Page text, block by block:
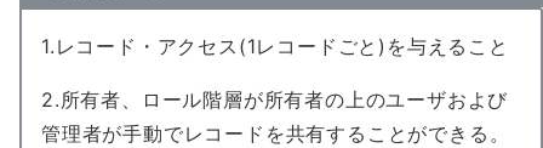
1.レコード・アクセス(1レコードごと)を与えること
2.所有者、ロール階層が所有者の上のユーザおよび
管理者が手動でレコードを共有することができる。